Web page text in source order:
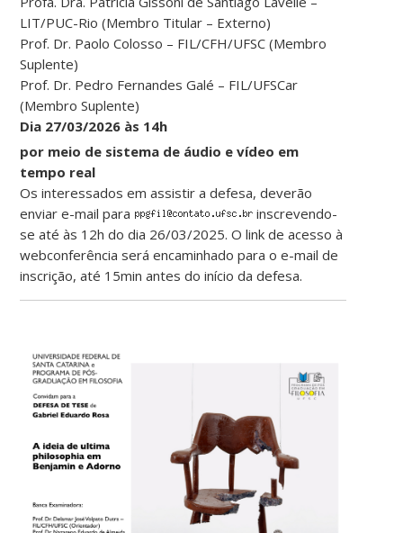
LIT/PUC-Rio (Membro Titular – Externo)
Prof. Dr. Paolo Colosso – FIL/CFH/UFSC (Membro
Suplente)
Prof. Dr. Pedro Fernandes Galé – FIL/UFSCar
(Membro Suplente)
Dia 27/03/2026 às 14h
por meio de sistema de áudio e vídeo em
tempo real
Os interessados em assistir a defesa, deverão
enviar e-mail para
inscrevendo-
se até às 12h do dia 26/03/2025. O link de acesso à
webconferência será encaminhado para o e-mail de
inscrição, até 15min antes do início da defesa.